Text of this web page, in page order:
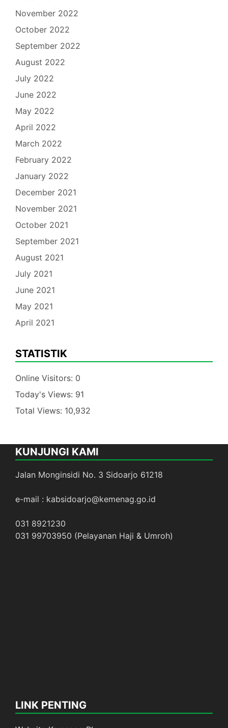
November 2022
October 2022
September 2022
August 2022
July 2022
June 2022
May 2022
April 2022
March 2022
February 2022
January 2022
December 2021
November 2021
October 2021
September 2021
August 2021
July 2021
June 2021
May 2021
April 2021
STATISTIK
Online Visitors: 0
Today's Views: 91
Total Views: 10,932
KUNJUNGI KAMI
Jalan Monginsidi No. 3 Sidoarjo 61218
e-mail : kabsidoarjo@kemenag.go.id
031 8921230
031 99703950 (Pelayanan Haji & Umroh)
LINK PENTING